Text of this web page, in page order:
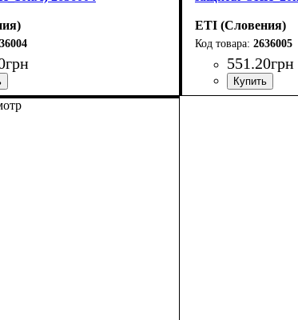
грн
В: 600
ETI (Словения)
2636005
551.20грн
Устройство:
U номинальное, В
Габарит: 14x51
Серия: CH